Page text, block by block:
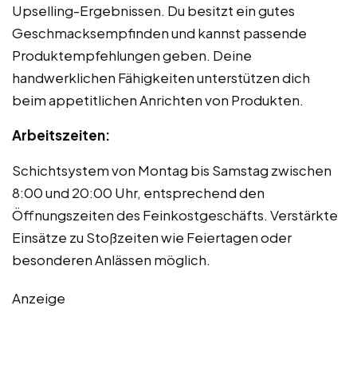
Upselling-Ergebnissen. Du besitzt ein gutes
Geschmacksempfinden und kannst passende
Produktempfehlungen geben. Deine
handwerklichen Fähigkeiten unterstützen dich
beim appetitlichen Anrichten von Produkten.
Arbeitszeiten:
Schichtsystem von Montag bis Samstag zwischen
8:00 und 20:00 Uhr, entsprechend den
Öffnungszeiten des Feinkostgeschäfts. Verstärkte
Einsätze zu Stoßzeiten wie Feiertagen oder
besonderen Anlässen möglich.
Anzeige